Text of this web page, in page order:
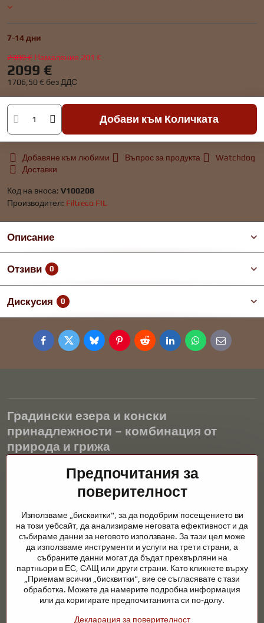
7-14 дни
2300 € Намаление 201 €
2099 €
1706,50 € без ДДС
Добави към Количката
Добавяне към любими Въпрос за продукта
Watchdog
Доставки
Код на вноса: V100208
Производител: Filtreco FIL
Описание
Отзиви 0
Дискусия 0
FacebookTwitterBlueskyPinterestRedditLinkedInWhatsApp
E-
mail
Градински езера и конски
принадлежности – комбинация от
природа и грижа
Градинските езера са красиво допълнение към всеки екстериор
и създават хармонична среда за релаксация и живот на водните
животни. Правилната технология, филтрацията и редовната
през цялата година. Също толкова важна е грижата за
животните, които са част от нашия живот.
Конете се нуждаят от висококачествени конски принадлежности,
правилно хранене и отговорни грижи, за да бъдат здрави, силни
и доволни. Независимо дали става въпрос за екипировка за
ездачи, развъдчици или любители на природата, целта е да се
създаде среда, която подкрепя естествения баланс,
Предпочитания за
поверителност
Използваме „бисквитки", за да подобрим посещението ви
на този уебсайт, да анализираме неговата ефективност и да
събираме данни за неговото използване. За тази цел може
да използваме инструменти и услуги на трети страни, а
събраните данни могат да бъдат прехвърляни на
партньори в ЕС, САЩ или други страни. Като кликнете върху
„Приемам всички „бисквитки", вие се съгласявате с тази
обработка. Можете да намерите подробна информация
или да коригирате предпочитанията си по-долу.
Декларация за поверителност